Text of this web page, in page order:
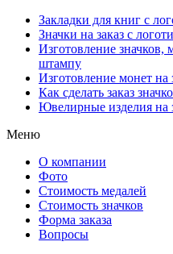
Закладки для книг с
Значки на заказ с
Изготовление
штампу
Изготовление монет на
Как сделать заказ
Ювелирные изделия на
Меню
О компании
Фото
Стоимость медалей
Стоимость значков
Форма заказа
Вопросы